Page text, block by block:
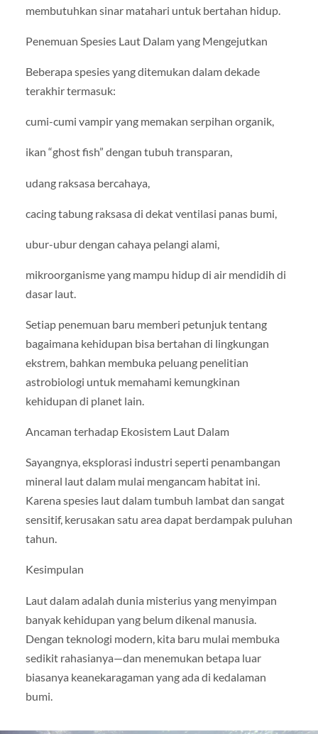
membutuhkan sinar matahari untuk bertahan hidup.
Penemuan Spesies Laut Dalam yang Mengejutkan
Beberapa spesies yang ditemukan dalam dekade
terakhir termasuk:
cumi-cumi vampir yang memakan serpihan organik,
ikan “ghost fish” dengan tubuh transparan,
udang raksasa bercahaya,
cacing tabung raksasa di dekat ventilasi panas bumi,
ubur-ubur dengan cahaya pelangi alami,
mikroorganisme yang mampu hidup di air mendidih di
dasar laut.
Setiap penemuan baru memberi petunjuk tentang
bagaimana kehidupan bisa bertahan di lingkungan
ekstrem, bahkan membuka peluang penelitian
astrobiologi untuk memahami kemungkinan
kehidupan di planet lain.
Ancaman terhadap Ekosistem Laut Dalam
Sayangnya, eksplorasi industri seperti penambangan
mineral laut dalam mulai mengancam habitat ini.
Karena spesies laut dalam tumbuh lambat dan sangat
sensitif, kerusakan satu area dapat berdampak puluhan
tahun.
Kesimpulan
Laut dalam adalah dunia misterius yang menyimpan
banyak kehidupan yang belum dikenal manusia.
Dengan teknologi modern, kita baru mulai membuka
sedikit rahasianya—dan menemukan betapa luar
biasanya keanekaragaman yang ada di kedalaman
bumi.